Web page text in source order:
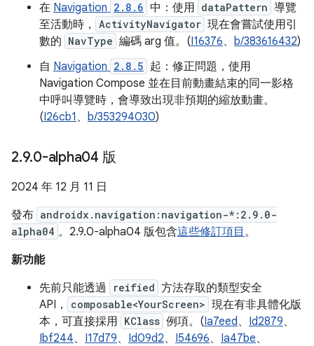
在 Navigation 2.8.6 中：使用 dataPattern 導覽
至活動時，
ActivityNavigator 現在會嘗試使用引
數的 NavType 編碼 arg 值。(I16376、 b/383616432)
自 Navigation 2.8.5 起：修正問題，使用
Navigation Compose 並在目前動畫結束的同一影格
中呼叫導覽時，會導致出現非預期的縮放動畫。
(I26cb1 、 b/353294030)
2.9.0-alpha04 版
2024 年 12 月 11 日
發布 androidx.navigation:navigation-*:2.9.0-
alpha04 。2.9.0-alpha04 版包含這些修訂項目 。
新功能
先前只能透過
reified 方法存取的類型安全
API，
composable<YourScreen> 現在有非具體化版
本，可直接採用 KClass 例項。(Ia7eed、 Id2879、
Ibf244、 I17d79、 Id09d2、 I54696、 Ia47be、